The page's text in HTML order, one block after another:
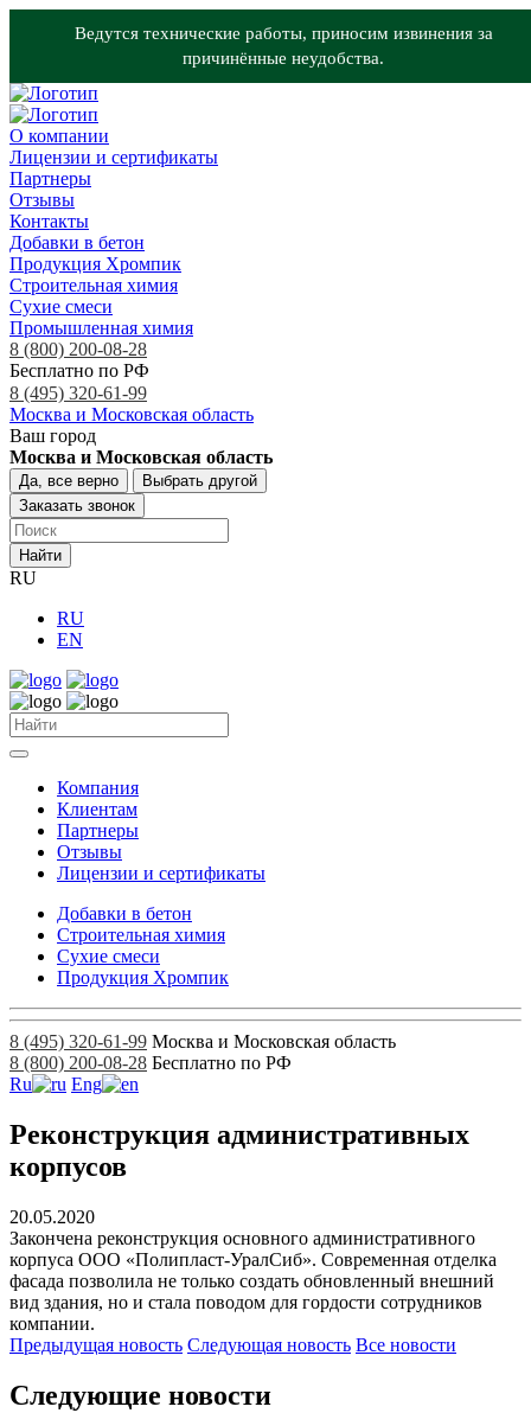
Ведутся технические работы, приносим извинения за
причинённые неудобства.
О компании
Лицензии и сертификаты
Партнеры
Отзывы
Контакты
Добавки в бетон
Продукция Хромпик
Строительная химия
Сухие смеси
Промышленная химия
8 (800) 200-08-28
Бесплатно по РФ
8 (495) 320-61-99
Москва и Московская область
Ваш город
Москва и Московская область
Да, все верно
Выбрать другой
Заказать звонок
Найти
RU
RU
EN
Компания
Клиентам
Партнеры
Отзывы
Лицензии и сертификаты
Добавки в бетон
Строительная химия
Сухие смеси
Продукция Хромпик
8 (495) 320-61-99 Москва и Московская область
8 (800) 200-08-28 Бесплатно по РФ
Ru
Eng
Реконструкция административных
корпусов
20.05.2020
Закончена реконструкция основного административного
корпуса ООО «Полипласт-УралСиб». Современная отделка
фасада позволила не только создать обновленный внешний
вид здания, но и стала поводом для гордости сотрудников
компании.
Предыдущая новость Следующая новость Все новости
Следующие новости